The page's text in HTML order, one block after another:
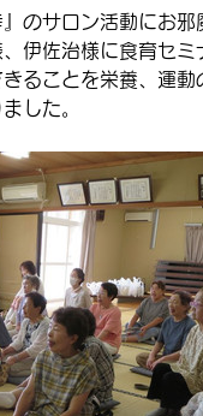
のサロン活動にお邪
伊佐治様に食育セ
ることを栄養、運
した。